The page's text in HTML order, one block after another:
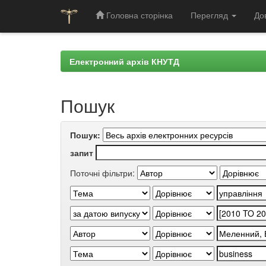
Головна сторінка Перегляд
Електронний архів КНУТД
Пошук
Пошук:
запит
Поточні фільтри: